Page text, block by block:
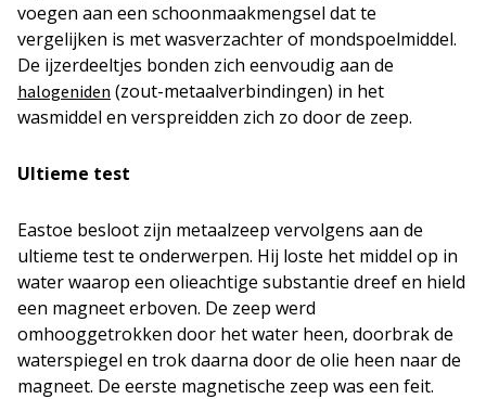
voegen aan een schoonmaakmengsel dat te
vergelijken is met wasverzachter of mondspoelmiddel.
De ijzerdeeltjes bonden zich eenvoudig aan de
halogeniden (zout-metaalverbindingen) in het
wasmiddel en verspreidden zich zo door de zeep.
Ultieme test
Eastoe besloot zijn metaalzeep vervolgens aan de
ultieme test te onderwerpen. Hij loste het middel op in
water waarop een olieachtige substantie dreef en hield
een magneet erboven. De zeep werd
omhooggetrokken door het water heen, doorbrak de
waterspiegel en trok daarna door de olie heen naar de
magneet. De eerste magnetische zeep was een feit.